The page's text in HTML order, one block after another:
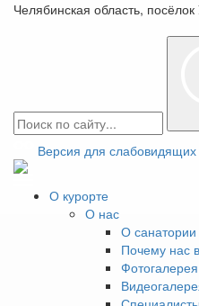
Челябинская область,
Версия для слабовидящих
О курорте
О нас
О санатории
Почему нас
Фотогалерея
Лучшие
лечебных
санатории:
разных